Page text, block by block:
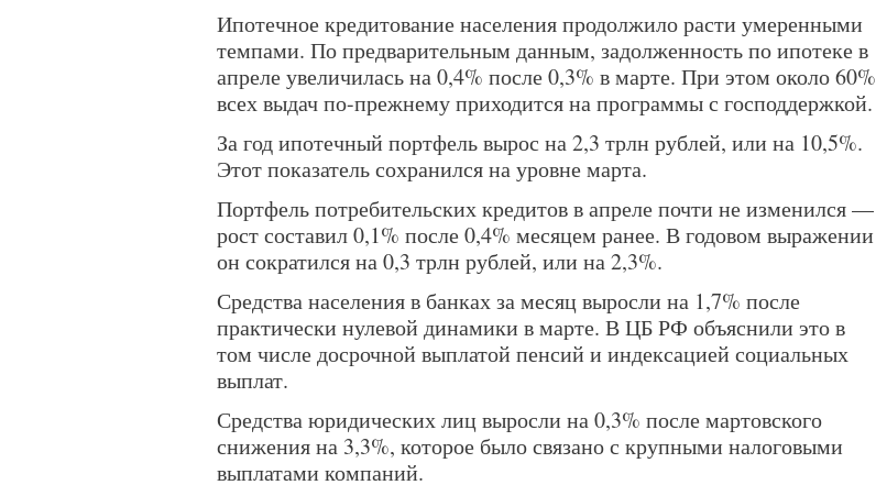
Ипотечное кредитование населения продолжило расти умеренными
темпами. По предварительным данным, задолженность по ипотеке в
апреле увеличилась на 0,4% после 0,3% в марте. При этом около 60%
всех выдач по-прежнему приходится на программы с господдержкой.
За год ипотечный портфель вырос на 2,3 трлн рублей, или на 10,5%.
Этот показатель сохранился на уровне марта.
Портфель потребительских кредитов в апреле почти не изменился —
рост составил 0,1% после 0,4% месяцем ранее. В годовом выражении
он сократился на 0,3 трлн рублей, или на 2,3%.
Средства населения в банках за месяц выросли на 1,7% после
практически нулевой динамики в марте. В ЦБ РФ объяснили это в
том числе досрочной выплатой пенсий и индексацией социальных
выплат.
Средства юридических лиц выросли на 0,3% после мартовского
снижения на 3,3%, которое было связано с крупными налоговыми
выплатами компаний.